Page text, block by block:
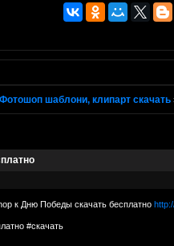
Фотошоп шаблони, клипарт скачать
к Дню Победы скачать бесплатно
#скачать